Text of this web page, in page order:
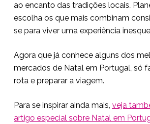
ao encanto das tradições locais.
escolha os que mais combinam
se para viver uma experiência
Agora que já conhece alguns dos
mercados de Natal em Portugal, só
rota e preparar a viagem.
Para se inspirar ainda mais, veja
artigo especial sobre Natal em